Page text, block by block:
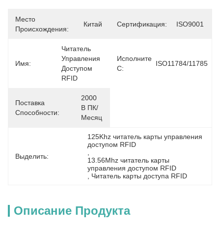
Место
Происхождения:
Китай Сертификация: ISO9001
Имя:
Читатель
Управления
Доступом
RFID
Исполните
С:
ISO11784/11785
Поставка
Способности:
2000
В ПК/
Месяц
Выделить:
125Khz читатель карты управления
доступом RFID
13.56Mhz читатель карты
управления доступом RFID
Читатель карты доступа RFID
Описание Продукта